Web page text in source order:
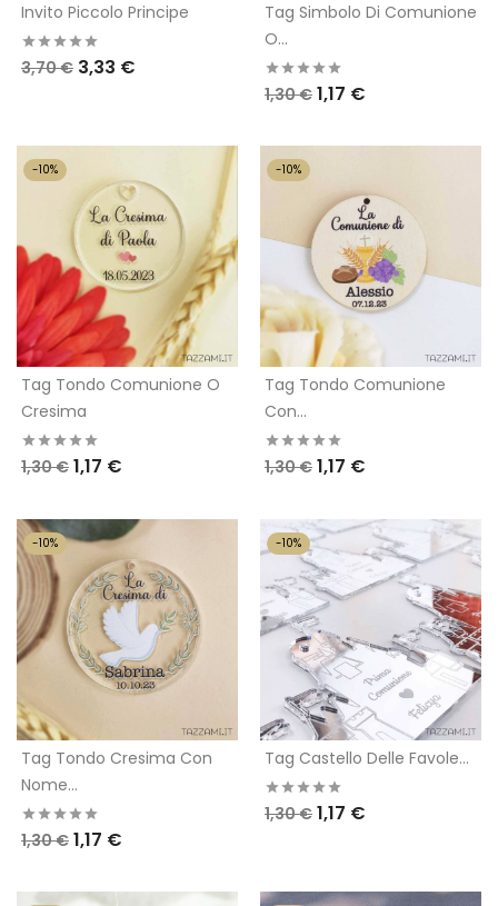
Invito Piccolo Principe
3,70 € 3,33 €
Tag Simbolo Di Comunione
O...
1,30 € 1,17 €
Tag Tondo Comunione O
Cresima
1,30 € 1,17 €
-10%
Tag Tondo Comunione
Con...
1,30 € 1,17 €
-10%
Tag Tondo Cresima Con
Nome...
1,30 € 1,17 €
-10%
Tag Castello Delle Favole...
1,30 € 1,17 €
-10%